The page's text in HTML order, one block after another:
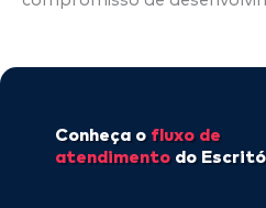
Conheça o fluxo de
atendimento do